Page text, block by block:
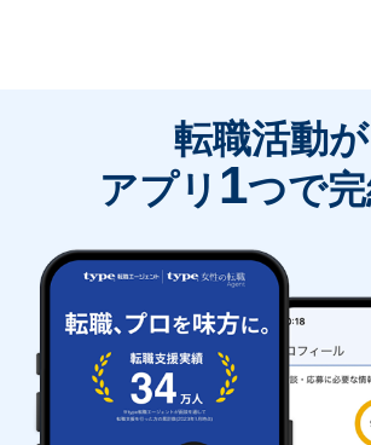
転職活動が
アプリ 1つで完